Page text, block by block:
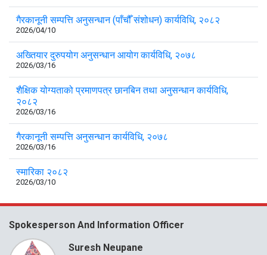
गैरकानूनी सम्पत्ति अनुसन्धान (पाँचौँ संशोधन) कार्यविधि, २०८२
2026/04/10
अख्तियार दुरुपयोग अनुसन्धान आयोग कार्यविधि, २०७८
2026/03/16
शैक्षिक योग्यताको प्रमाणपत्र छानबिन तथा अनुसन्धान कार्यविधि,
२०८२
2026/03/16
गैरकानूनी सम्पत्ति अनुसन्धान कार्यविधि, २०७८
2026/03/16
स्मारिका २०८२
2026/03/10
Spokesperson And Information Officer
Suresh Neupane